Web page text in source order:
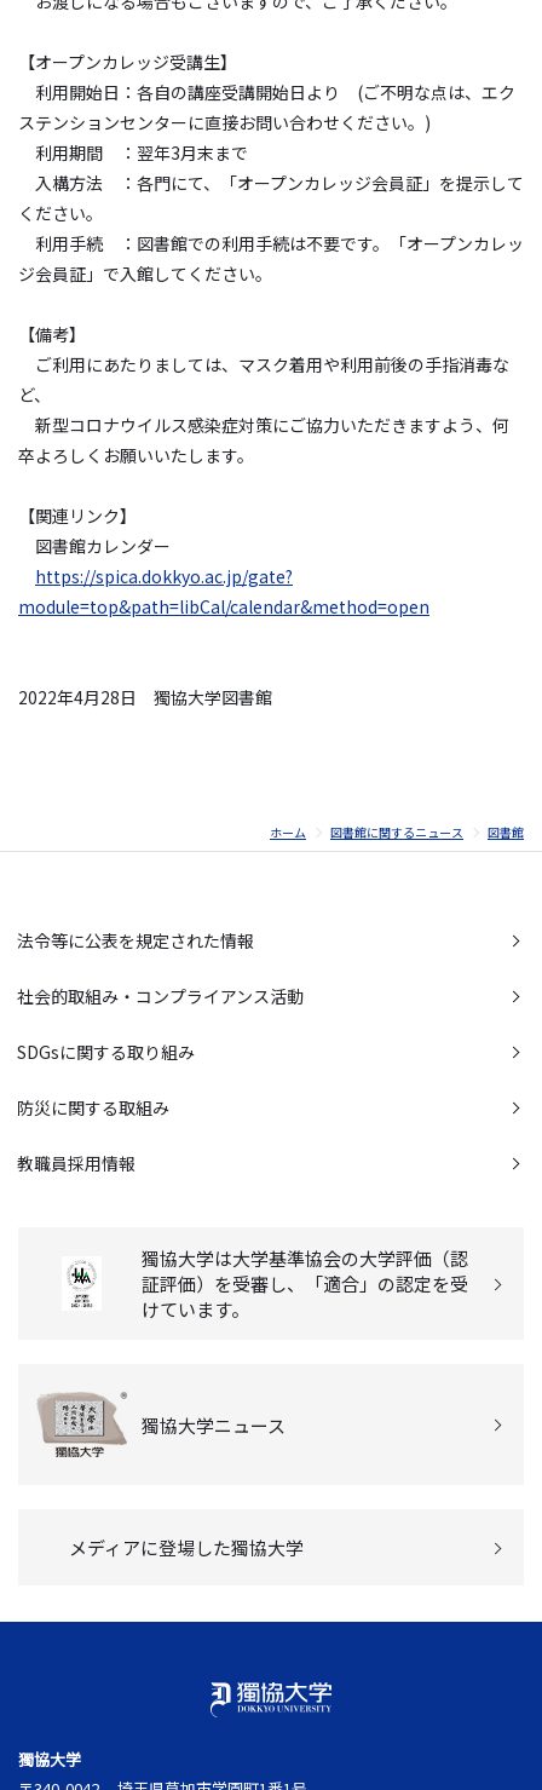
【オープンカレッジ受講生】
利用開始日：各自の講座受講開始日より (ご不明な点は、エク
ステンションセンターに直接お問い合わせください。 )
利用期間 ：翌年3月末まで
入構方法 ：各門にて、「オープンカレッジ会員証」を提示して
ください。
利用手続 ：図書館での利用手続は不要です。「オープンカレッ
ジ会員証」で入館してください。
【備考】
ご利用にあたりましては、マスク着用や利用前後の手指消毒な
ど、
新型コロナウイルス感染症対策にご協力いただきますよう、何
卒よろしくお願いいたします。
【関連リンク】
図書館カレンダー
https://spica.dokkyo.ac.jp/gate?
module=top&path=libCal/calendar&method=open
2022年4月28日 獨協大学図書館
ホーム 図書館に関するニュース 図書館
法令等に公表を規定された情報
社会的取組み・コンプライアンス活動
SDGsに関する取り組み
防災に関する取組み
教職員採用情報
獨協大学は大学基準協会の大学評価（認
証評価）を受審し、「適合」の認定を受
けています。
獨協大学ニュース
メディアに登場した獨協大学
獨協大学